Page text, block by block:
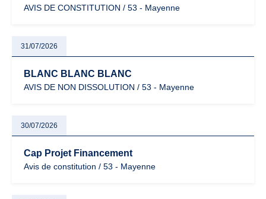
AVIS DE CONSTITUTION / 53 - Mayenne
31/07/2026
BLANC BLANC BLANC
AVIS DE NON DISSOLUTION / 53 - Mayenne
30/07/2026
Cap Projet Financement
Avis de constitution / 53 - Mayenne